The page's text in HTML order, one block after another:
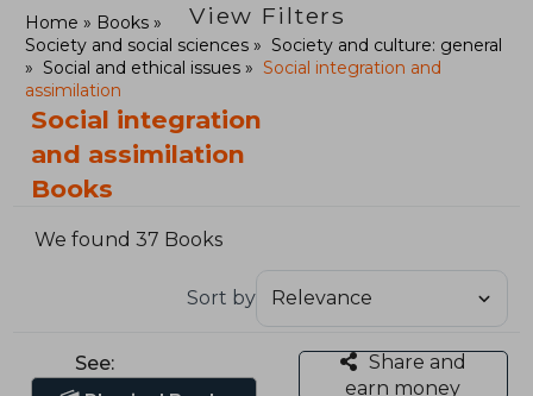
View Filters
Home
Books
Society and social sciences
Society and culture: general
Social and ethical issues
Social integration and
assimilation
Social integration
and assimilation
Books
We found 37 Books
Sort by
See:
Share and
earn money